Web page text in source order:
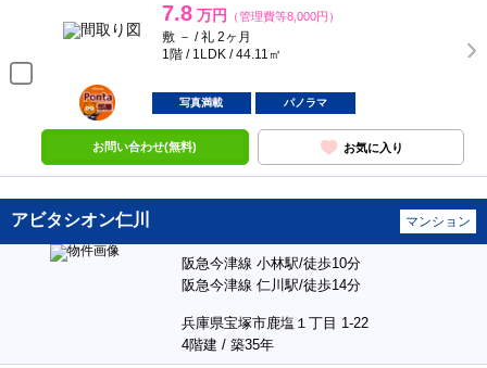
7.8 万円 （管理費等8,000円）
敷 － / 礼 2ヶ月
1階 / 1LDK / 44.11㎡
ポンタ
部屋
写真満載 パノラマ
お問い合わせ(無料) お気に入り
アビタシオン仁川 マンション
阪急今津線 小林駅/徒歩10分
阪急今津線 仁川駅/徒歩14分
兵庫県宝塚市鹿塩１丁目 1-22
4階建 / 築35年